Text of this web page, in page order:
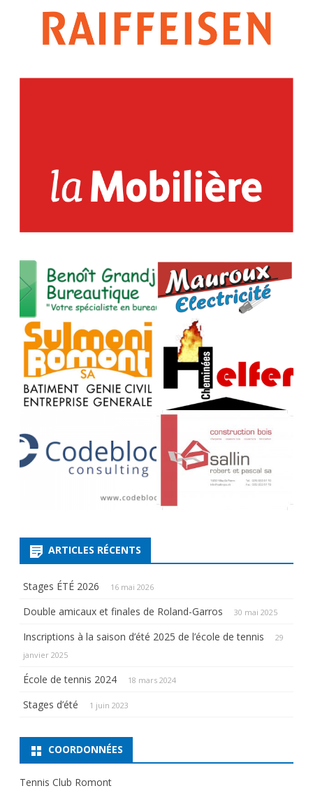
ARTICLES RÉCENTS
Stages ÉTÉ 2026 16 mai 2026
Double amicaux et finales de Roland-Garros 30 mai 2025
Inscriptions à la saison d’été 2025 de l’école de tennis
29
janvier 2025
École de tennis 2024 18 mars 2024
Stages d’été 1 juin 2023
COORDONNÉES
Tennis Club Romont